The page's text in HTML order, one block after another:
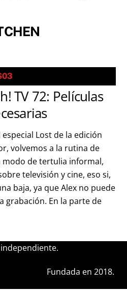
TV 72: Películas
especial Lost de la edición
volvemos a la rutina de
modo de tertulia informal,
televisión y cine, eso si,
baja, ya que Alex no puede
grabación. En la parte de
Fundada en 2018.